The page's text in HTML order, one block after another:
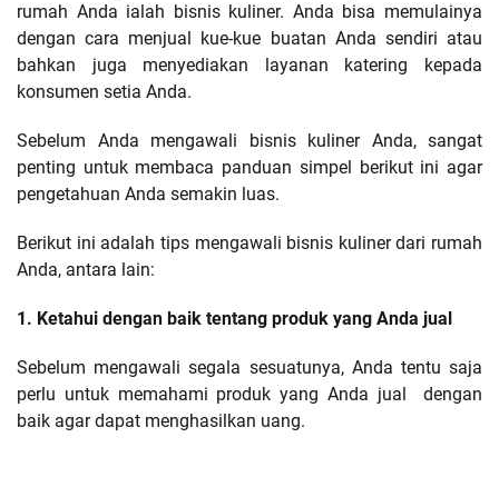
rumah Anda ialah bisnis kuliner. Anda bisa memulainya
dengan cara menjual kue-kue buatan Anda sendiri atau
bahkan juga menyediakan layanan katering kepada
konsumen setia Anda.
Sebelum Anda mengawali bisnis kuliner Anda, sangat
penting untuk membaca panduan simpel berikut ini agar
pengetahuan Anda semakin luas.
Berikut ini adalah tips mengawali bisnis kuliner dari rumah
Anda, antara lain:
1. Ketahui dengan baik tentang produk yang Anda jual
Sebelum mengawali segala sesuatunya, Anda tentu saja
perlu untuk memahami produk yang Anda jual dengan
baik agar dapat menghasilkan uang.